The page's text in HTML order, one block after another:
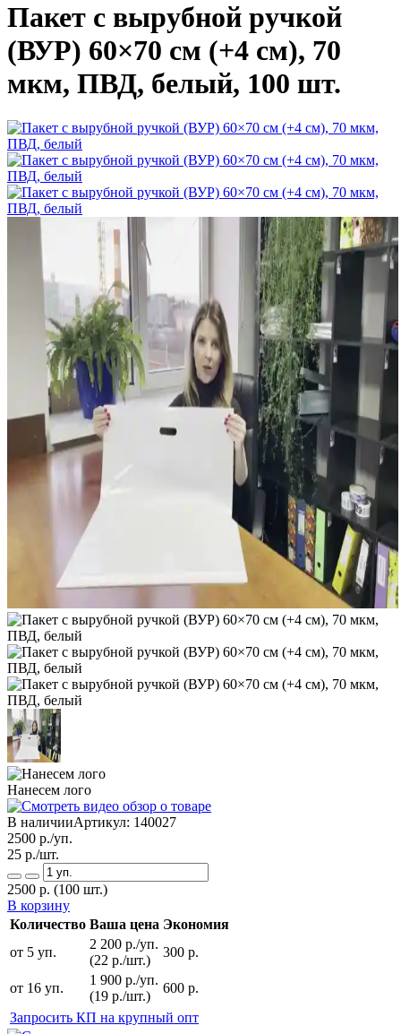
Пакет с вырубной ручкой
(ВУР) 60×70 см (+4 см), 70
мкм, ПВД, белый, 100 шт.
Нанесем лого
В наличииАртикул: 140027
2500 р./уп.
25 р./шт.
2500 р. (100 шт.)
В корзину
Количество Ваша цена Экономия
от 5 уп.
2 200 р./уп.
(22 р./шт.)
300 р.
от 16 уп.
1 900 р./уп.
(19 р./шт.)
600 р.
Запросить КП на крупный опт